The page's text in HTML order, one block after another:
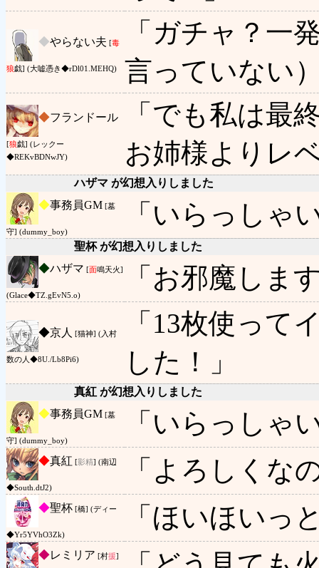
◆やらない夫 [毒
狼戯] (大嘘憑き◆rDl01.MEHQ)
「ガチャ？一
言っていない
◆フランドール
[狼戯] (レックー
◆REKvBDNwJY)
「でも私は最
お姉様よりレ
ハザマ が幻想入りしました
◆事務員GM [墓
守] (dummy_boy)
「いらっしゃ
聖杯 が幻想入りしました
◆ハザマ [面鳴天火]
(Glace◆TZ.gEvN5.o)
「お邪魔しま
◆京人 [猫神] (入村
数の人◆8U./Lb8Pi6)
「13枚使っ
した！」
真紅 が幻想入りしました
◆事務員GM [墓
守] (dummy_boy)
「いらっしゃ
◆真紅 [影精] (南辺
◆South.dtJ2)
「よろしくな
◆聖杯 [橋] (ディー
◆Yr5YVhO3Zk)
「ほいほいっ
◆レミリア [村援]